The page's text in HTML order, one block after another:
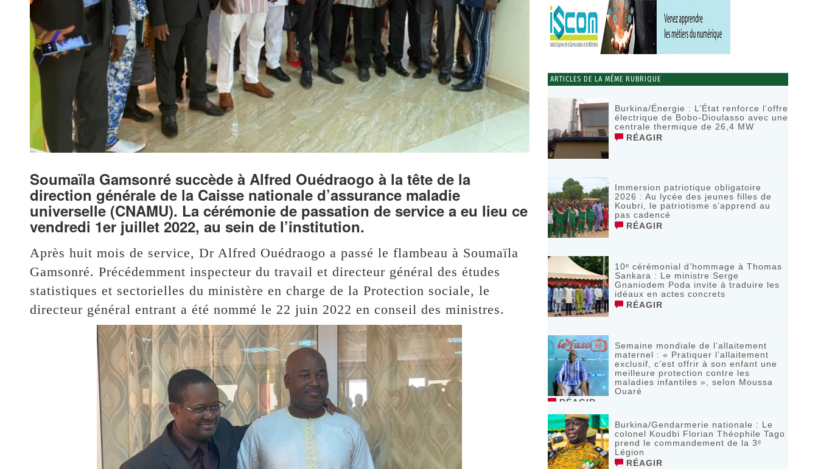
Soumaïla Gamsonré succède à Alfred Ouédraogo à la tête de la
direction générale de la Caisse nationale d’assurance maladie
universelle (CNAMU). La cérémonie de passation de service a eu lieu ce
vendredi 1er juillet 2022, au sein de l’institution.
Après huit mois de service, Dr Alfred Ouédraogo a passé le flambeau à Soumaïla
Gamsonré. Précédemment inspecteur du travail et directeur général des études
statistiques et sectorielles du ministère en charge de la Protection sociale, le
directeur général entrant a été nommé le 22 juin 2022 en conseil des ministres.
ARTICLES DE LA MÊME RUBRIQUE
Burkina/Énergie : L’État renforce l’offre
électrique de Bobo-Dioulasso avec une
centrale thermique de 26,4 MW
RÉAGIR
Immersion patriotique obligatoire
2026 : Au lycée des jeunes filles de
Koubri, le patriotisme s’apprend au
pas cadencé
RÉAGIR
10ᵉ cérémonial d’hommage à Thomas
Sankara : Le ministre Serge
Gnaniodem Poda invite à traduire les
idéaux en actes concrets
RÉAGIR
Semaine mondiale de l’allaitement
maternel : « Pratiquer l’allaitement
exclusif, c’est offrir à son enfant une
meilleure protection contre les
maladies infantiles », selon Moussa
Ouaré
RÉAGIR
Burkina/Gendarmerie nationale : Le
colonel Koudbi Florian Théophile Tago
prend le commandement de la 3ᵉ
Légion
RÉAGIR